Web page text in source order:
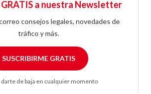
a nuestra Newsletter
consejos legales, novedades de
tráfico y más.
SUSCRIBIRME GRATIS
de baja en cualquier momento